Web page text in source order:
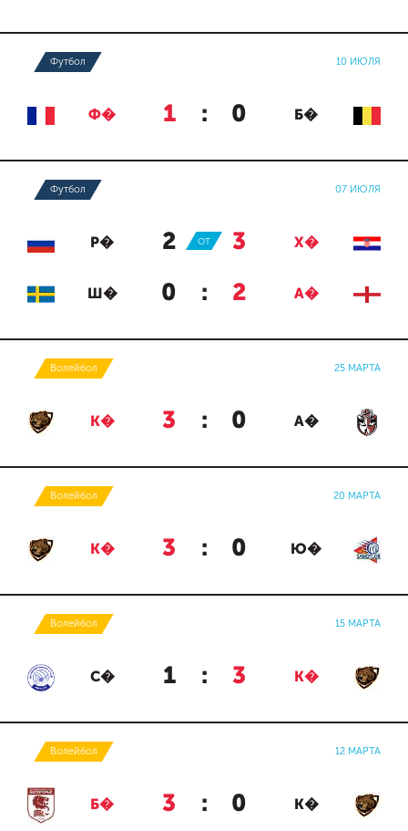
Футбол 10 ИЮЛЯ
Ф� 1 : 0 Б�
Футбол 07 ИЮЛЯ
Р� 2 : 3 Х�
ОТ
Ш� 0 : 2 А�
Волейбол 25 МАРТА
К� 3 : 0 А�
Волейбол 20 МАРТА
К� 3 : 0 Ю�
Волейбол 15 МАРТА
С� 1 : 3 К�
Волейбол 12 МАРТА
Б� 3 : 0 К�